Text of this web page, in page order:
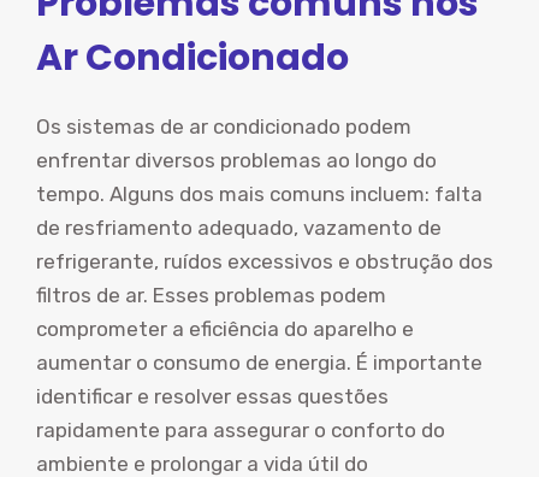
Ar Condicionado
Os sistemas de ar condicionado podem
enfrentar diversos problemas ao longo do
tempo. Alguns dos mais comuns incluem: falta
de resfriamento adequado, vazamento de
refrigerante, ruídos excessivos e obstrução dos
filtros de ar. Esses problemas podem
comprometer a eficiência do aparelho e
aumentar o consumo de energia. É importante
identificar e resolver essas questões
rapidamente para assegurar o conforto do
ambiente e prolongar a vida útil do